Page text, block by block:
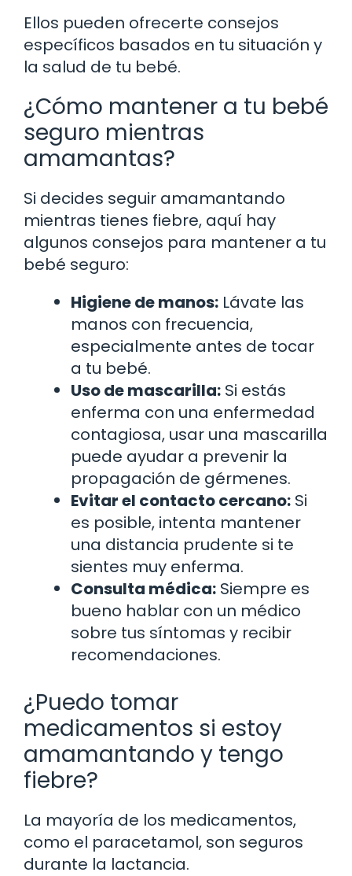
Ellos pueden ofrecerte consejos
específicos basados en tu situación y
la salud de tu bebé.
¿Cómo mantener a tu bebé
seguro mientras
amamantas?
Si decides seguir amamantando
mientras tienes fiebre, aquí hay
algunos consejos para mantener a tu
bebé seguro:
Higiene de manos: Lávate las
manos con frecuencia,
especialmente antes de tocar
a tu bebé.
Uso de mascarilla: Si estás
enferma con una enfermedad
contagiosa, usar una mascarilla
puede ayudar a prevenir la
propagación de gérmenes.
Evitar el contacto cercano: Si
es posible, intenta mantener
una distancia prudente si te
sientes muy enferma.
Consulta médica: Siempre es
bueno hablar con un médico
sobre tus síntomas y recibir
recomendaciones.
¿Puedo tomar
medicamentos si estoy
amamantando y tengo
fiebre?
La mayoría de los medicamentos,
como el paracetamol, son seguros
durante la lactancia.